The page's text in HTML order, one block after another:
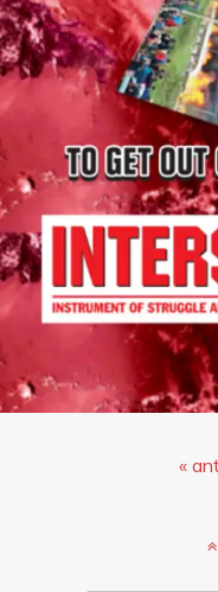
«